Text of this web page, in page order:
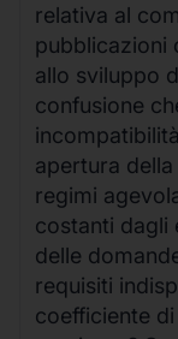
relativa al
pubblicazioni
allo sviluppo
confusione
apertura
regimi
costanti dagli
delle
requisiti
coefficiente